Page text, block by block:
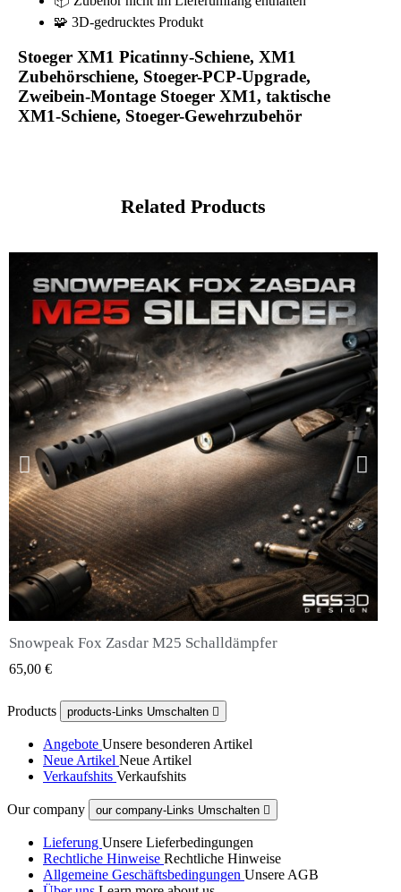
🧩 3D-gedrucktes Produkt
Stoeger XM1 Picatinny-Schiene, XM1
Zubehörschiene, Stoeger-PCP-Upgrade,
Zweibein-Montage Stoeger XM1, taktische
XM1-Schiene, Stoeger-Gewehrzubehör
Related Products
QUICK VIEW
Snowpeak Fox Zasdar M25 Schalldämpfer
65,00 €
Products products-Links Umschalten 
Angebote Unsere besonderen Artikel
Neue Artikel Neue Artikel
Verkaufshits Verkaufshits
Our company our company-Links Umschalten 
Lieferung Unsere Lieferbedingungen
Rechtliche Hinweise Rechtliche Hinweise
Allgemeine Geschäftsbedingungen Unsere AGB